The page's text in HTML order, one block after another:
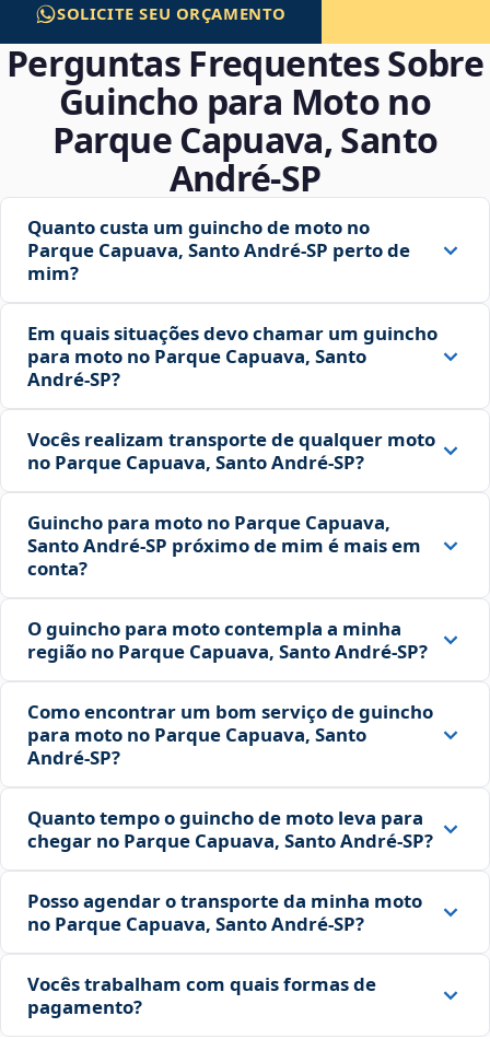
SOLICITE SEU ORÇAMENTO
Perguntas Frequentes Sobre
Guincho para Moto no
Parque Capuava, Santo
André‑SP
Quanto custa um guincho de moto no
Parque Capuava, Santo André‑SP perto de
mim?
Em quais situações devo chamar um guincho
para moto no Parque Capuava, Santo
André‑SP?
Vocês realizam transporte de qualquer moto
no Parque Capuava, Santo André‑SP?
Guincho para moto no Parque Capuava,
Santo André‑SP próximo de mim é mais em
conta?
O guincho para moto contempla a minha
região no Parque Capuava, Santo André‑SP?
Como encontrar um bom serviço de guincho
para moto no Parque Capuava, Santo
André‑SP?
Quanto tempo o guincho de moto leva para
chegar no Parque Capuava, Santo André‑SP?
Posso agendar o transporte da minha moto
no Parque Capuava, Santo André‑SP?
Vocês trabalham com quais formas de
pagamento?